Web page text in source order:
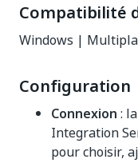
Compatibilité
Windows |
Configuration
Connexion :
Integration
pour choisir,